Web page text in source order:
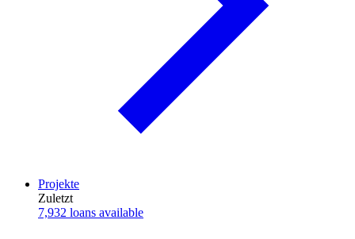
Projekte
Zuletzt
7,932 loans available